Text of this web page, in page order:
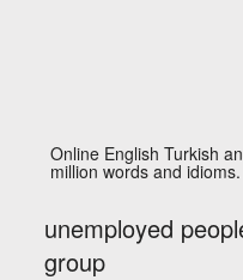
Online English Turkish
million words and idioms.
unemployed
group